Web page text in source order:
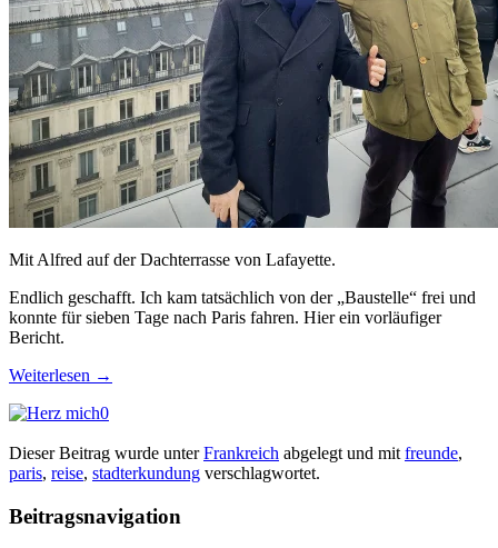
Mit Alfred auf der Dachterrasse von Lafayette.
Endlich geschafft. Ich kam tatsächlich von der „Baustelle“ frei und
konnte für sieben Tage nach Paris fahren. Hier ein vorläufiger
Bericht.
Weiterlesen →
0
Dieser Beitrag wurde unterFrankreich abgelegt und mit freunde,
paris, reise, stadterkundung verschlagwortet.
Beitragsnavigation